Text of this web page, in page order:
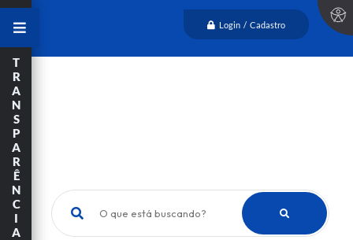
Login / Cadastro
O que está buscando?
T
R
A
N
S
P
A
R
Ê
N
C
I
A